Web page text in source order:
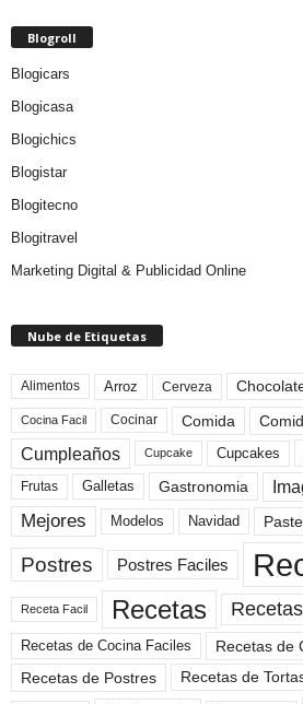
Blogroll
Blogicars
Blogicasa
Blogichics
Blogistar
Blogitecno
Blogitravel
Marketing Digital & Publicidad Online
Nube de Etiquetas
Alimentos Arroz Cerveza
Cocina Facil Cocinar Comida
Cumpleaños Cupcake Cupcakes
Frutas Galletas Gastronomia
Mejores Modelos Navidad
Postres Postres Faciles
Receta Facil Recetas
Recetas de Cocina Faciles
Recetas de
Recetas de Postres
Recetas de